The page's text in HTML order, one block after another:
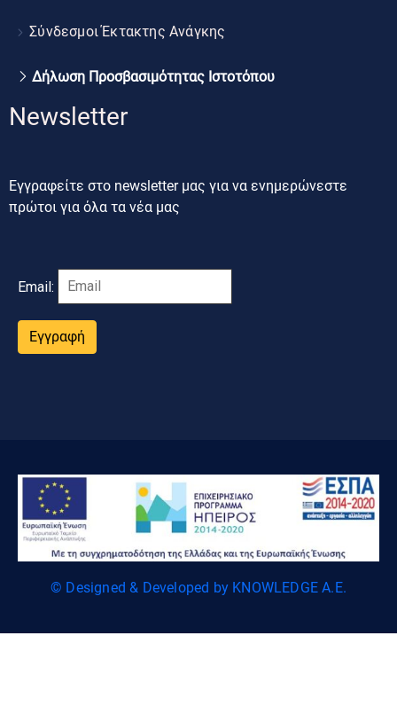
Σύνδεσμοι Έκτακτης Ανάγκης
Δήλωση Προσβασιμότητας Ιστοτόπου
Newsletter
Εγγραφείτε στο newsletter μας για να ενημερώνεστε
πρώτοι για όλα τα νέα μας
Email:
Εγγραφή
© Designed & Developed by KNOWLEDGE A.E.